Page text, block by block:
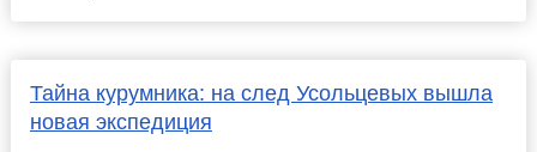
Тайна курумника: на след Усольцевых вышла
новая экспедиция